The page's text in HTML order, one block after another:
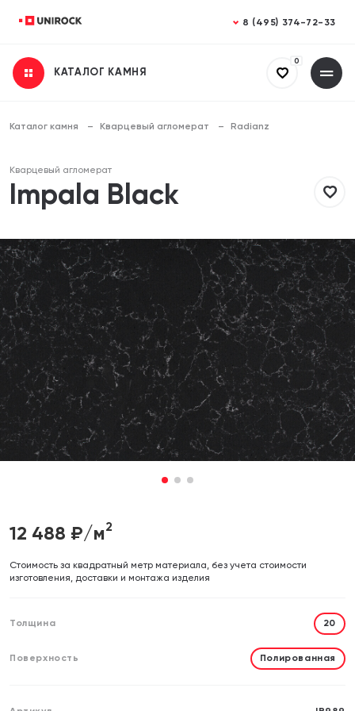
8 (495) 374-72-33
КАТАЛОГ КАМНЯ
0
Каталог камня Кварцевый агломерат Radianz
Кварцевый агломерат
Impala Black
1 2 3
12 488 ₽/м2
Cтоимость за квадратный метр материала, без учета стоимости
изготовления, доставки и монтажа изделия
Толщина 20
Поверхность Полированная
Закрыть
Получить консультацию
Email (необязательно)
Отправляя форму, вы даете согласие на обработку своих
персональных данных
Отправить
Закрыть
Заказать расчет
Email (необязательно)
Отправляя форму, вы даете согласие на обработку своих
персональных данных
Отправить